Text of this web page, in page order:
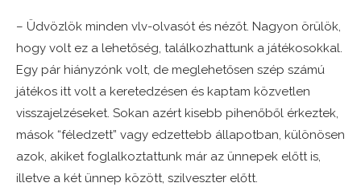
– Üdvözlök minden vlv-olvasót és nézőt. Nagyon örülök,
hogy volt ez a lehetőség, találkozhattunk a játékosokkal.
Egy pár hiányzónk volt, de meglehetősen szép számú
játékos itt volt a keretedzésen és kaptam közvetlen
visszajelzéseket. Sokan azért kisebb pihenőből érkeztek,
mások “féledzett” vagy edzettebb állapotban, különösen
azok, akiket foglalkoztattunk már az ünnepek előtt is,
illetve a két ünnep között, szilveszter előtt.